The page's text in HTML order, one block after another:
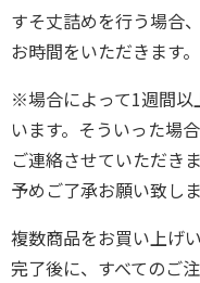
すそ丈詰めを行う場合
お時間をいただきます。
※場合によって1週間以
います。そういった場
ご連絡させていただきま
予めご了承お願い致しま
複数商品をお買い上げ
完了後に、すべてのご